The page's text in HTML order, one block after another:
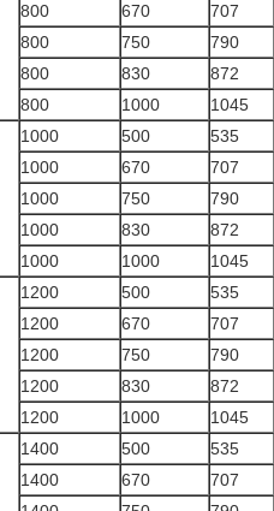
800
670 707
800
750 790
800
830 872
800
1000 1045
1000 500 535
1000
670 707
1000
750 790
1000
830 872
1000
1000 1045
1200 500 535
1200
670 707
1200
750 790
1200
830 872
1200
1000 1045
1400 500 535
1400
670 707